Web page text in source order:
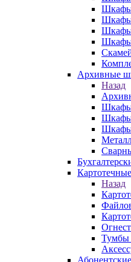
Шкафы
Шкафы
Шкафы
Архивные
Назад
Шкафы
Назад
Тумбы